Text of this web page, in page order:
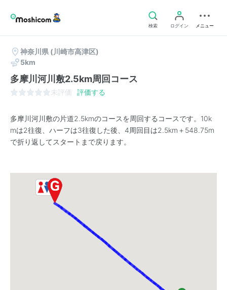
検索 ログイン メニュー
神奈川県 (川崎市高津区)
5km
多摩川河川敷2.5km周回コース
未評価 評価する
多摩川河川敷の片道2.5kmのコースを周回するコースです。10k
mは2往復、ハーフは3往復した後、4周回目は2.5km＋548.75m
で折り返してスタートまで戻ります。